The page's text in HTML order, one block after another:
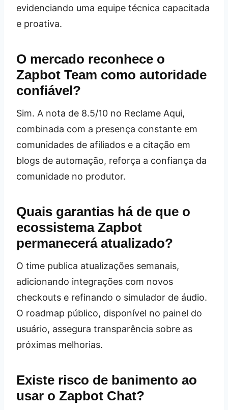
evidenciando uma equipe técnica capacitada
e proativa.
O mercado reconhece o
Zapbot Team como autoridade
confiável?
Sim. A nota de 8.5/10 no Reclame Aqui,
combinada com a presença constante em
comunidades de afiliados e a citação em
blogs de automação, reforça a confiança da
comunidade no produtor.
Quais garantias há de que o
ecossistema Zapbot
permanecerá atualizado?
O time publica atualizações semanais,
adicionando integrações com novos
checkouts e refinando o simulador de áudio.
O roadmap público, disponível no painel do
usuário, assegura transparência sobre as
próximas melhorias.
Existe risco de banimento ao
usar o Zapbot Chat?